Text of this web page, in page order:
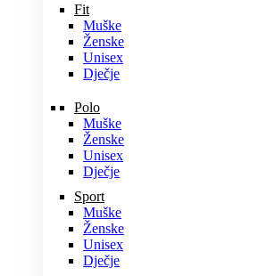
Fit
Muške
Ženske
Unisex
Dječje
Polo
Muške
Ženske
Unisex
Dječje
Sport
Muške
Ženske
Unisex
Dječje